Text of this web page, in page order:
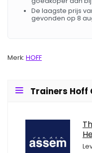
De laagste prijs
gevonden op 8
Merk: HOFF
Trainers Hoff